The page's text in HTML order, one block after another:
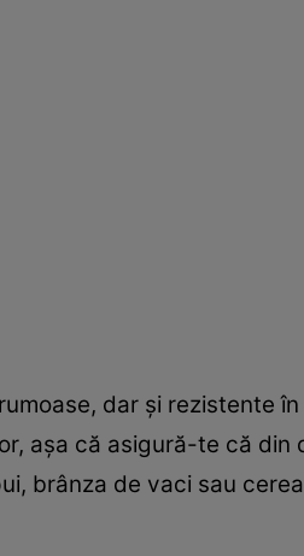
dar şi rezistente
aşa că asigură-te că
brânza de vaci sau